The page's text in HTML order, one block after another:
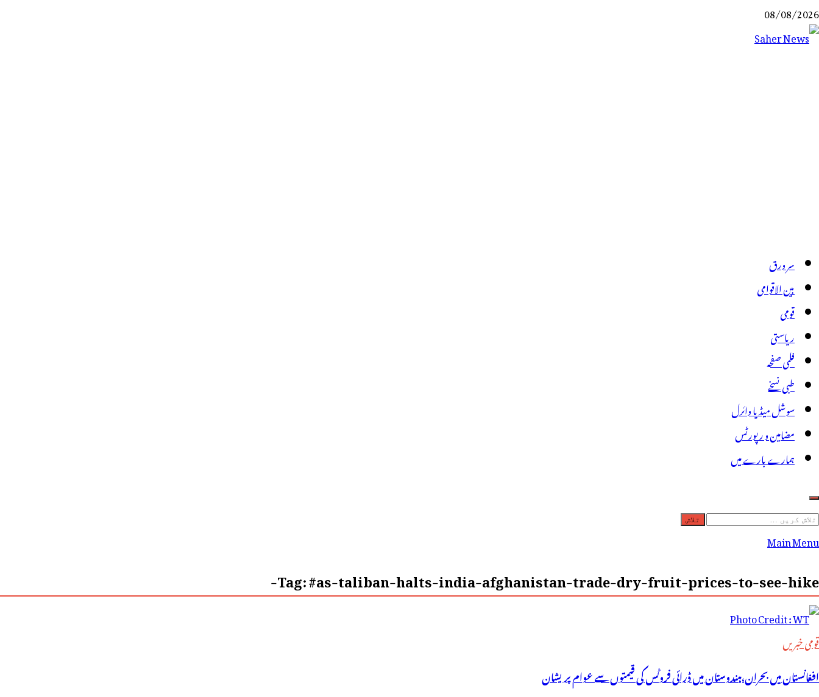
Skip
to
08/08/2026
سر ورق
بین الاقوامی
قومی
ریاستی
فلمی صفحہ
طبی نسخے
سوشل میڈیا وائرل
مضامین و رپورٹس
ہمارے بارے میں
تلاش
کریں
Main Menu
Tag:#as-taliban-halts-india-afghanistan-trade-dry-fruit-prices-to-see-hike-
قومی خبریں
افغانستان میں بحران،ہندوستان میں ڈرائی فروٹس کی قیمتوں سے عوام پریشان